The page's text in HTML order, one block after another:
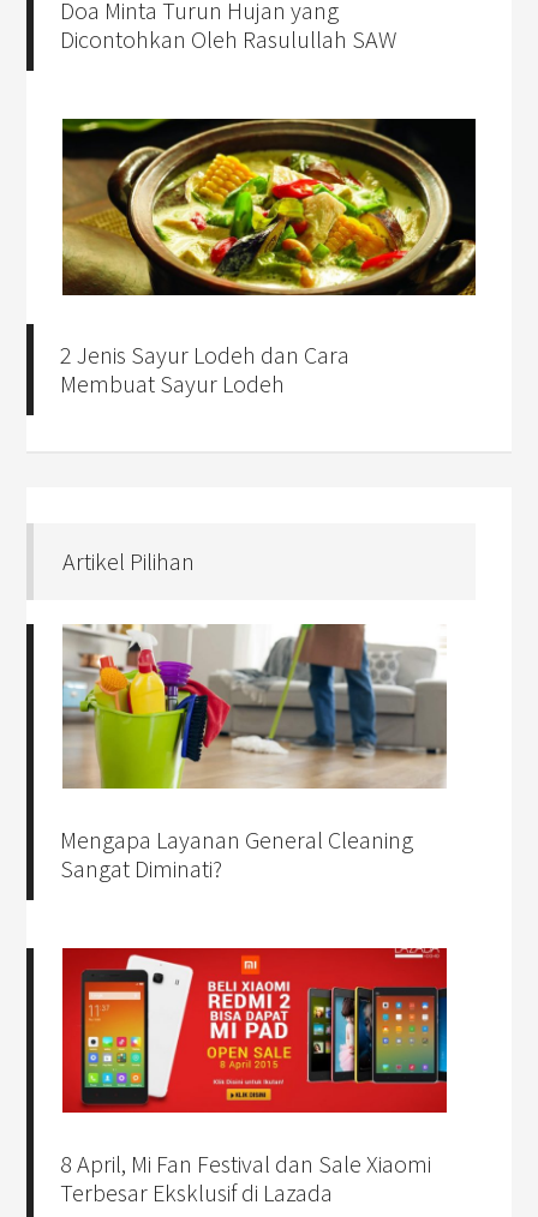
Doa Minta Turun Hujan yang
Dicontohkan Oleh Rasulullah SAW
2 Jenis Sayur Lodeh dan Cara
Membuat Sayur Lodeh
Artikel Pilihan
Mengapa Layanan General Cleaning
Sangat Diminati?
8 April, Mi Fan Festival dan Sale Xiaomi
Terbesar Eksklusif di Lazada